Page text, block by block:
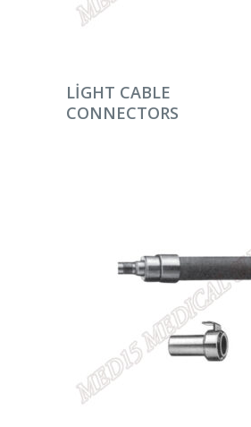
DEVAMINI OKU
LIGHT CABLE
CONNECTORS